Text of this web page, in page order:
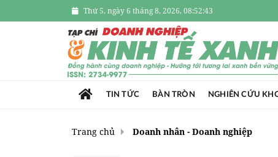
Thứ 5, ngày 6 tháng 8, 2026, 08:52:45
TIN TỨC BÀN TRÒN NGHIÊN CỨU
Trang chủ Doanh nhân - Doanh nghiệp